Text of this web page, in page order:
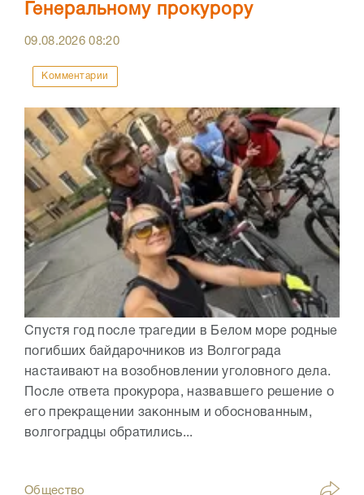
Генеральному прокурору
09.08.202608:20
Комментарии
Спустя год после трагедии в Белом море родные
погибших байдарочников из Волгограда
настаивают на возобновлении уголовного дела.
После ответа прокурора, назвавшего решение о
его прекращении законным и обоснованным,
волгоградцы обратились...
Общество